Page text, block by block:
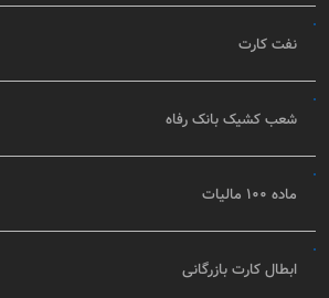
نفت کارت
شعب کشیک بانک رفاه
ماده ۱۰۰ مالیات
ابطال کارت بازرگانی